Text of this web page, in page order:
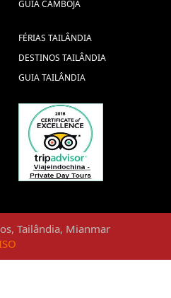
GUIA CAMBOJA
FÉRIAS TAILÂNDIA
DESTINOS TAILÂNDIA
GUIA TAILÂNDIA
, Tailândia, Mianmar